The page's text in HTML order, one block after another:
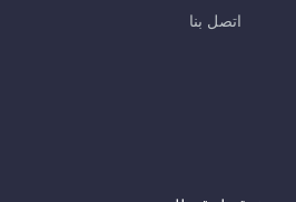
اتصل بنا